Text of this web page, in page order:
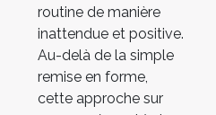
routine de manière
inattendue et positive.
Au-delà de la simple
remise en forme,
cette approche sur